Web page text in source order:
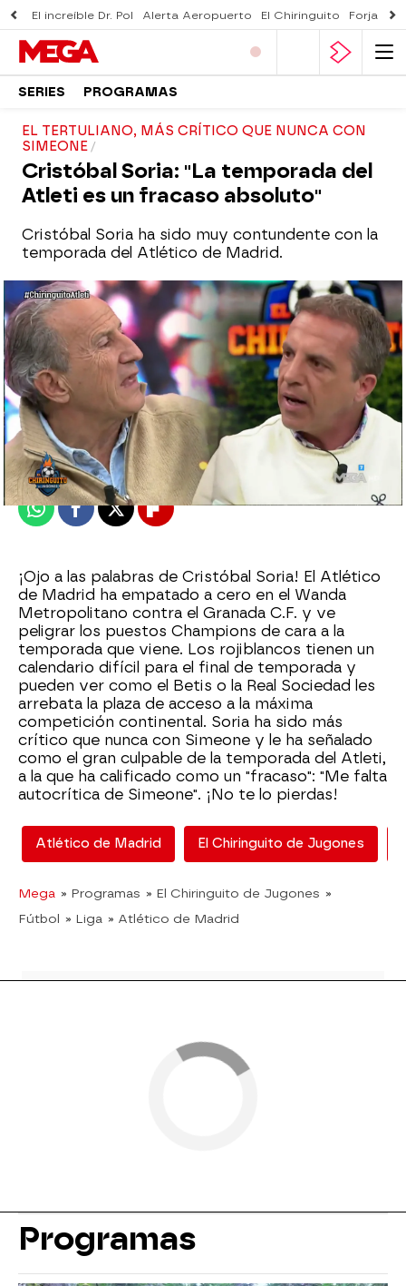
El increíble Dr. Pol Alerta Aeropuerto El Chiringuito Forjado
SERIES PROGRAMAS
EL TERTULIANO, MÁS CRÍTICO QUE NUNCA CON
SIMEONE
Cristóbal Soria: "La temporada del
Atleti es un fracaso absoluto"
Cristóbal Soria ha sido muy contundente con la
temporada del Atlético de Madrid.
El Chiringuito
Madrid
Publicado:21 de abril de 2022, 14:54
WhatsappFacebook
X Flipboard
¡Ojo a las palabras de Cristóbal Soria! El Atlético
de Madrid ha empatado a cero en el Wanda
Metropolitano contra el Granada C.F. y ve
peligrar los puestos Champions de cara a la
temporada que viene. Los rojiblancos tienen un
calendario difícil para el final de temporada y
pueden ver como el Betis o la Real Sociedad les
arrebata la plaza de acceso a la máxima
competición continental. Soria ha sido más
crítico que nunca con Simeone y le ha señalado
como el gran culpable de la temporada del Atleti,
a la que ha calificado como un "fracaso": "Me falta
autocrítica de Simeone". ¡No te lo pierdas!
Atlético de Madrid El Chiringuito de Jugones
Mega » Programas » El Chiringuito de Jugones »
Fútbol » Liga » Atlético de Madrid
Programas